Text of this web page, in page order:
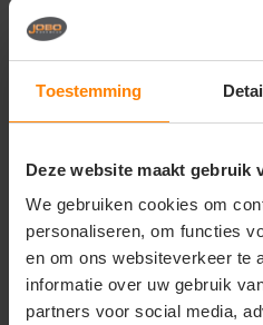
Toestemming
Deze website maakt gebruik
We gebruiken cookies om
personaliseren, om functies
en om ons websiteverkeer te
informatie over uw gebruik
partners voor social media,
Vragen? Neem
op met onze
klantenservice
store Bezoek onze
Provincialeweg 59 -